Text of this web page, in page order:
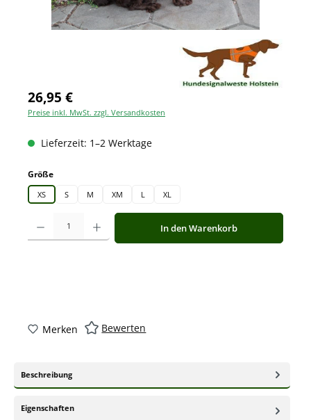
26,95 €
Preise inkl. MwSt. zzgl. Versandkosten
Lieferzeit: 1–2 Werktage
Größeauswählen
XS S M XM L XL
Produkt Anzahl: Gib den gewünschten Wert ein oder benutze die
In den Warenkorb
Merken Bewerten
Beschreibung
Eigenschaften